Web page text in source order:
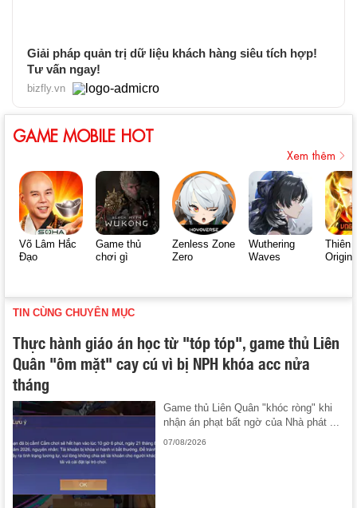
Giải pháp quản trị dữ liệu khách hàng siêu tích hợp!
Tư vấn ngay!
bizfly.vn
GAME MOBILE HOT
Xem thêm
Võ Lâm Hắc
Đạo
Game thủ
chơi gì
Zenless Zone
Zero
Wuthering
Waves
Thiên
Origin
TIN CÙNG CHUYÊN MỤC
Thực hành giáo án học từ "tóp tóp", game thủ Liên
Quân "ôm mặt" cay cú vì bị NPH khóa acc nửa
tháng
Game thủ Liên Quân "khóc ròng" khi
nhận án phạt bất ngờ của Nhà phát ...
07/08/2026